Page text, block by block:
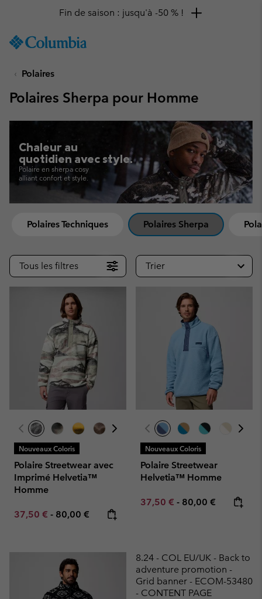
TO
SKIP
MAIN
TO
SEARCH
Fin de saison : jusqu'à -50 % !
Polaires
Polaires Sherpa pour Homme
Chaleur au
quotidien avec style.
Polaire en sherpa cosy
alliant confort et style.
Polaires Techniques Polaires Sherpa
Tous les filtres Trier
Nouveaux Coloris
Polaire Streetwear avec
Imprimé Helvetia™
Homme
Minimum sale price:
37,50 € - Maximum price:
80,00 €
Nouveaux Coloris
Polaire Streetwear
Helvetia™ Homme
Minimum sale price:
37,50 € - Maximum price:
80,00 €
8.24 - COL EU/UK - Back to
adventure promotion -
Grid banner - ECOM-53480
- CONTENT PAGE